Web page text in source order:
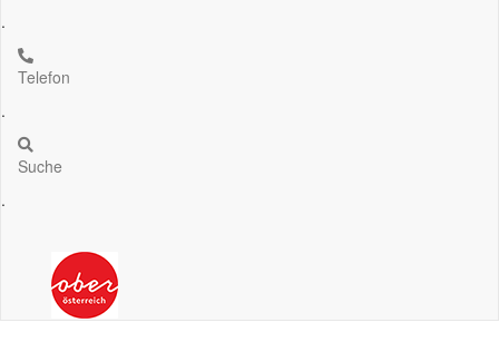
.
Telefon
.
Suche
.